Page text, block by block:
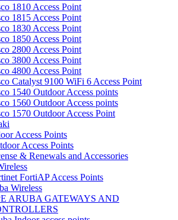
1810 Access Point
1815 Access Point
1830 Access Point
1850 Access Point
2800 Access Point
3800 Access Point
4800 Access Point
Catalyst 9100 WiFi 6 Access Point
1540 Outdoor Access points
1560 Outdoor Access points
1570 Outdoor Access Point
Access Points
Access Points
& Renewals and Accessories
FortiAP Access Points
Wireless
ARUBA GATEWAYS AND